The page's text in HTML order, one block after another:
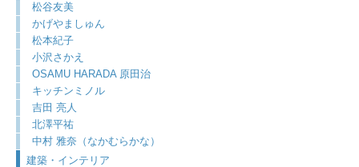
松谷友美
かげやましゅん
松本紀子
小沢さかえ
OSAMU HARADA 原田治
キッチンミノル
吉田 亮人
北澤平祐
中村 雅奈（なかむらかな）
建築・インテリア